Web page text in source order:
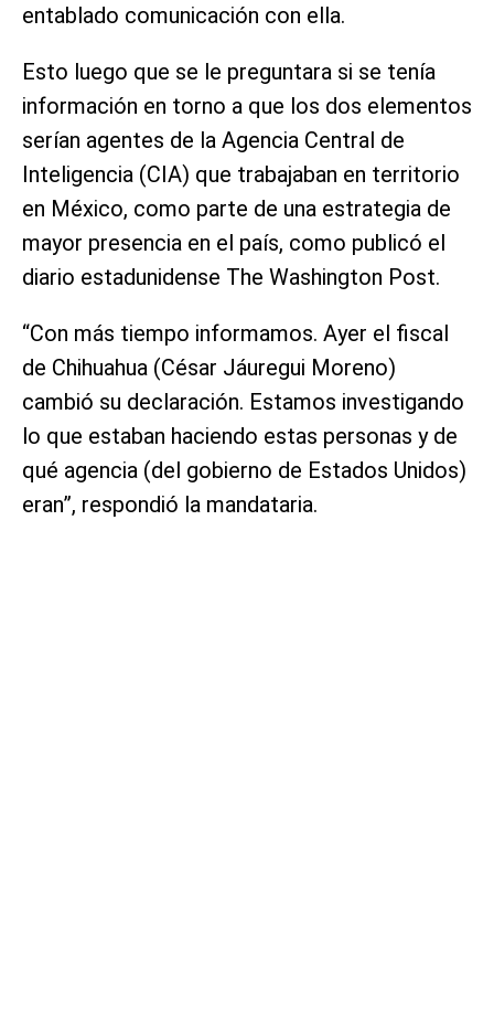
entablado comunicación con ella.
Esto luego que se le preguntara si se tenía
información en torno a que los dos elementos
serían agentes de la Agencia Central de
Inteligencia (CIA) que trabajaban en territorio
en México, como parte de una estrategia de
mayor presencia en el país, como publicó el
diario estadunidense The Washington Post.
“Con más tiempo informamos. Ayer el fiscal
de Chihuahua (César Jáuregui Moreno)
cambió su declaración. Estamos investigando
lo que estaban haciendo estas personas y de
qué agencia (del gobierno de Estados Unidos)
eran”, respondió la mandataria.